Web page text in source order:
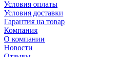
Условия оплаты
Условия доставки
Гарантия на товар
Компания
О компании
Новости